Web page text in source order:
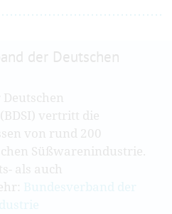
der Deutschen
vertritt die
von rund 200
Süßwarenindustrie.
als auch